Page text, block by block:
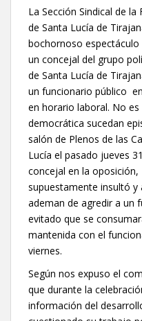
La Sección Sindical de la
de Santa Lucía de
bochornoso
un concejal del grupo
de Santa Lucía de
un funcionario público
en horario laboral. No
democrática sucedan
salón de Plenos de las
Lucía el pasado jueves
concejal en la oposición,
supuestamente insultó
ademan de agredir a un
evitado que se
mantenida con el
viernes.
Según nos expuso el
que durante la
información del